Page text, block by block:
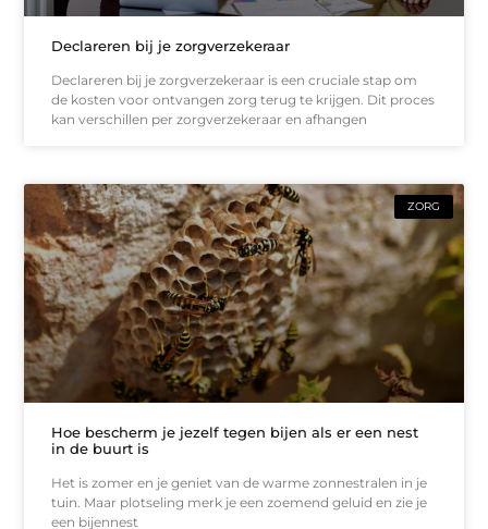
Declareren bij je zorgverzekeraar
Declareren bij je zorgverzekeraar is een cruciale stap om
de kosten voor ontvangen zorg terug te krijgen. Dit proces
kan verschillen per zorgverzekeraar en afhangen
ZORG
Hoe bescherm je jezelf tegen bijen als er een nest
in de buurt is
Het is zomer en je geniet van de warme zonnestralen in je
tuin. Maar plotseling merk je een zoemend geluid en zie je
een bijennest